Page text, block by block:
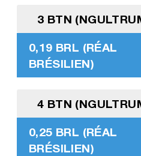
3 BTN
0,19 BRL (RÉAL
BRÉSILIEN)
4 BTN
0,25 BRL (RÉAL
BRÉSILIEN)